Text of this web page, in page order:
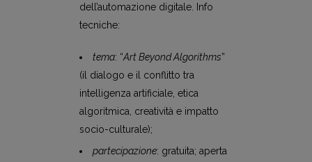
dell’automazione digitale. Info
tecniche:
tema: “Art Beyond Algorithms”
(il dialogo e il conflitto tra
intelligenza artificiale, etica
algoritmica, creatività e impatto
socio-culturale);
partecipazione: gratuita; aperta